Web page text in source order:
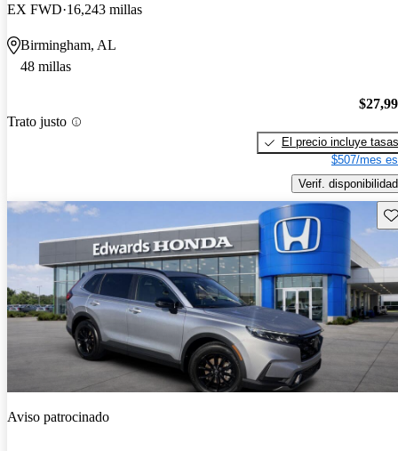
EX FWD 16,243 millas
Birmingham, AL
48 millas
Trato justo
El precio incluye tasas
$507/mes
Verif. disponibilidad
Aviso patrocinado